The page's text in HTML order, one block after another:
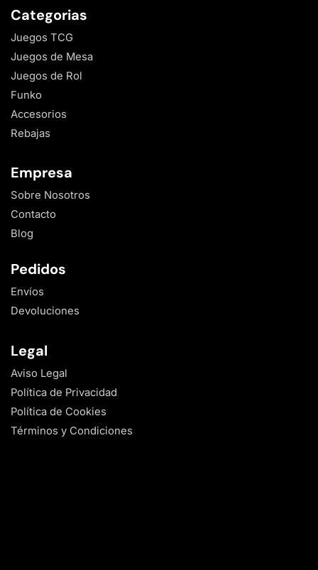
Categorias
Juegos TCG
Juegos de Mesa
Juegos de Rol
Funko
Accesorios
Rebajas
Empresa
Sobre Nosotros
Contacto
Blog
Pedidos
Envíos
Devoluciones
Legal
Aviso Legal
Política de Privacidad
Política de Cookies
Términos y Condiciones